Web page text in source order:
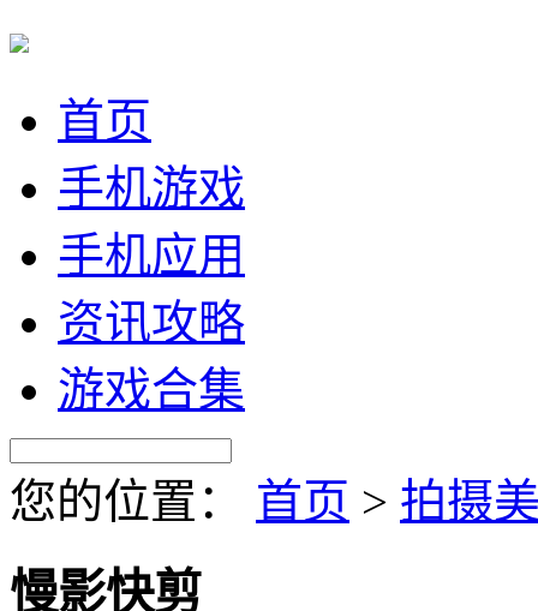
首页
手机游戏
手机应用
资讯攻略
游戏合集
您的位置： 首页 > 拍摄
慢影快剪